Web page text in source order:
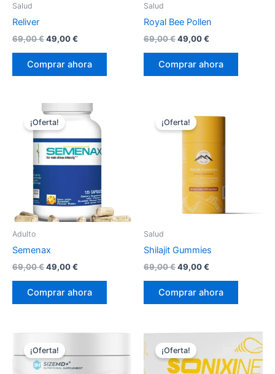
Salud
Reliver
69,00€El
original
era:
49,00€
es:
Comprar ahora
Salud
Royal Bee Pollen
69,00€El
original
era:
49,00€
es:
Comprar ahora
¡Oferta!
Adulto
Semenax
69,00€El
original
era:
49,00€
es:
Comprar ahora
¡Oferta!
Salud
Shilajit Gummies
69,00€El
original
era:
49,00€
es:
Comprar ahora
¡Oferta! ¡Oferta!